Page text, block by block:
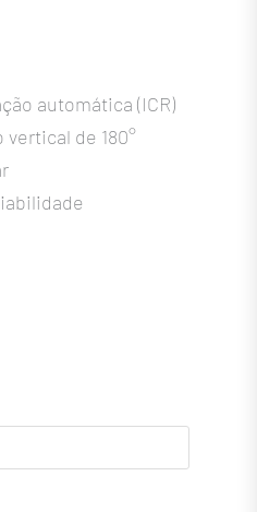
automática (ICR)
de 180°